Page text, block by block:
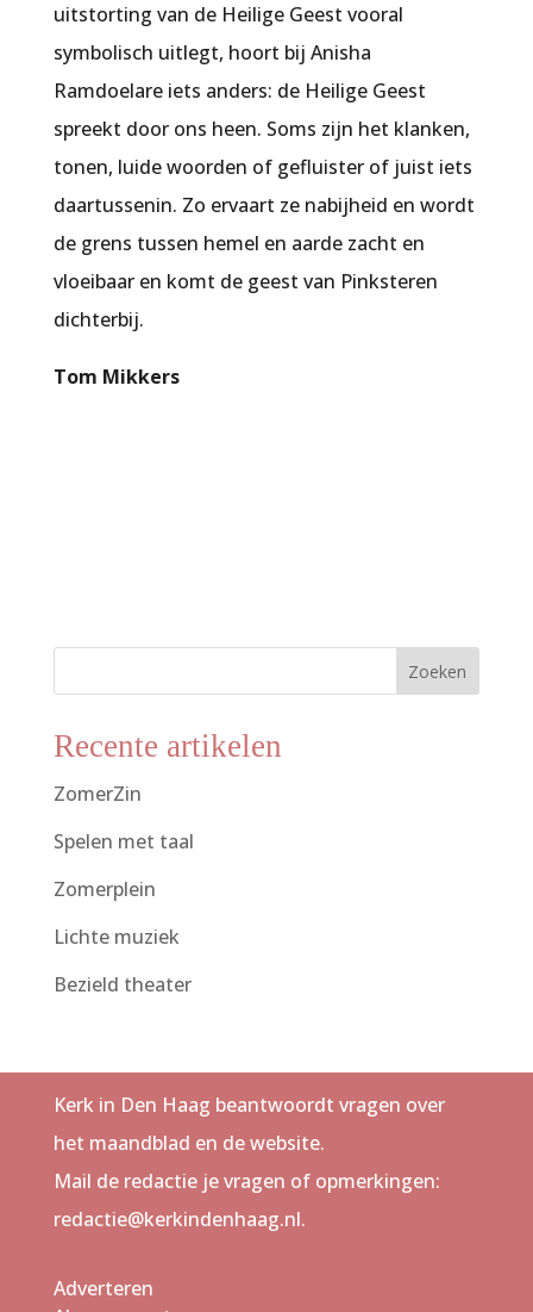
uitstorting van de Heilige Geest vooral
symbolisch uitlegt, hoort bij Anisha
Ramdoelare iets anders: de Heilige Geest
spreekt door ons heen. Soms zijn het klanken,
tonen, luide woorden of gefluister of juist iets
daartussenin. Zo ervaart ze nabijheid en wordt
de grens tussen hemel en aarde zacht en
vloeibaar en komt de geest van Pinksteren
dichterbij.
Tom Mikkers
Zoeken
Recente artikelen
ZomerZin
Spelen met taal
Zomerplein
Lichte muziek
Bezield theater
Kerk in Den Haag beantwoordt vragen over
het maandblad en de website.
Mail de redactie je vragen of opmerkingen:
redactie@kerkindenhaag.nl.
Adverteren